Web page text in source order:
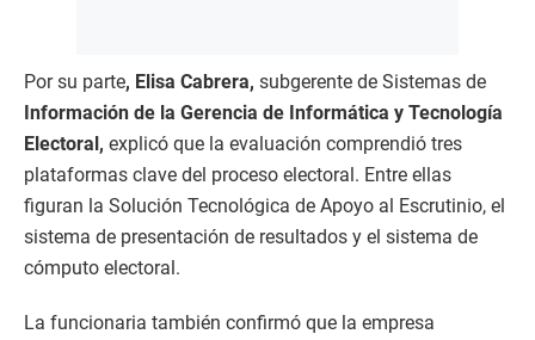
Por su parte, Elisa Cabrera, subgerente de Sistemas de
Información de la Gerencia de Informática y Tecnología
Electoral, explicó que la evaluación comprendió tres
plataformas clave del proceso electoral. Entre ellas
figuran la Solución Tecnológica de Apoyo al Escrutinio, el
sistema de presentación de resultados y el sistema de
cómputo electoral.
La funcionaria también confirmó que la empresa